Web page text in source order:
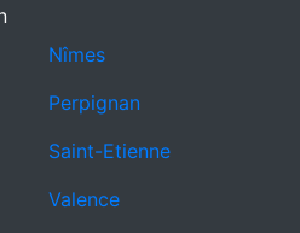
Nîmes
Perpignan
Saint-Etienne
Valence